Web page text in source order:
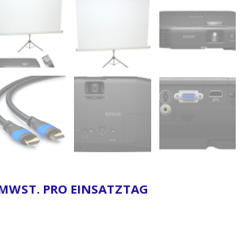
PRO EINSATZTAG